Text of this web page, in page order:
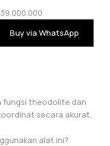
39.000.000
Buy via WhatsApp
fungsi theodolite dan
secara akurat.
alat ini?